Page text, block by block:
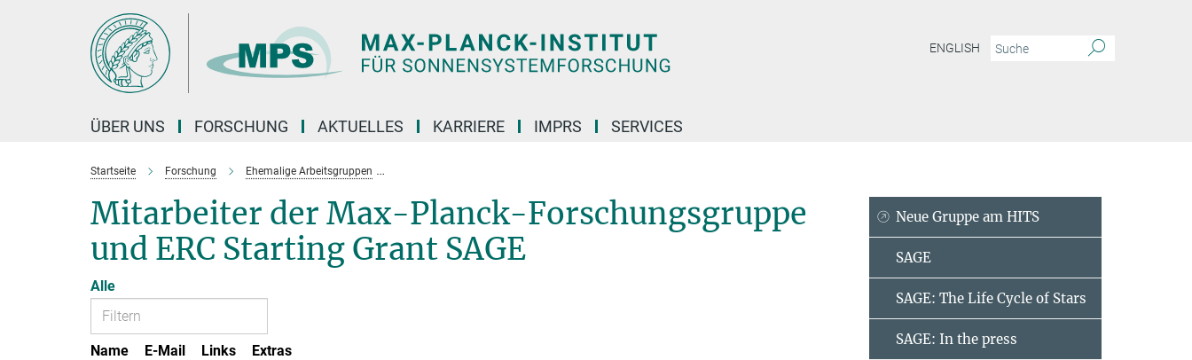
ENGLISH
ÜBER UNS FORSCHUNG AKTUELLES KARRIERE IMPRS SERVICES
Startseite Forschung Ehemalige Arbeitsgruppen
Mitarbeiter der Max-Planck-Forschungsgruppe
und ERC Starting Grant SAGE
Alle
Name E-Mail Links
Extras
Neue Gruppe am HITS
SAGE
SAGE: The Life Cycle of Stars
SAGE: In the press